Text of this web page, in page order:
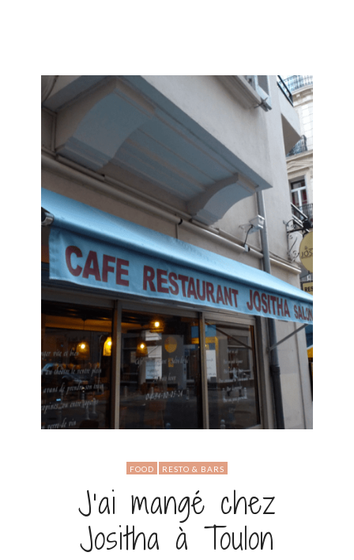
FOOD RESTO & BARS
J’ai mangé chez
Jositha à Toulon